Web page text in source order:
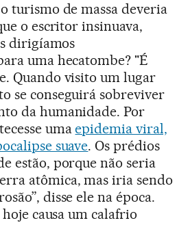
turismo de massa deveria
o escritor insinuava,
dirigíamos
uma hecatombe? "É
Quando visito um lugar
se conseguirá sobreviver
da humanidade. Por
umaepidemia viral,
suave. Os prédios
estão, porque não seria
atômica, mas iria sendo
disse ele na época.
hoje causa um calafrio